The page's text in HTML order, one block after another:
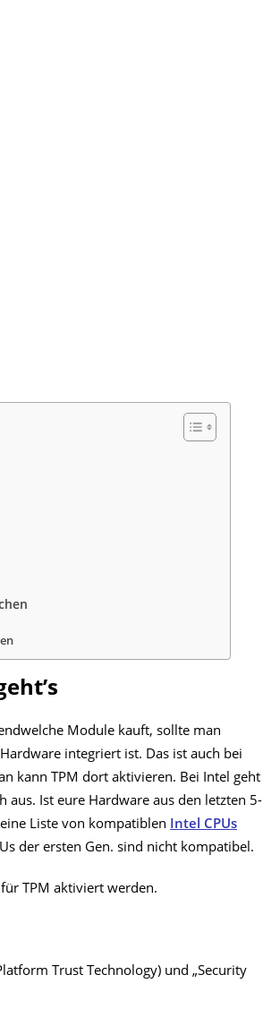
Module kauft, sollte man
integriert ist. Das ist auch bei
kann TPM dort aktivieren. Bei Intel geht
aus. Ist eure Hardware aus den letzten 5-
Liste von kompatiblen Intel CPUs
der ersten Gen. sind nicht kompatibel.
für TPM aktiviert werden.
Trust Technology) und „Security